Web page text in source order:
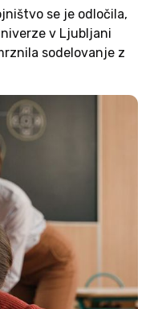
se je odločila,
v Ljubljani
sodelovanje z
strojne